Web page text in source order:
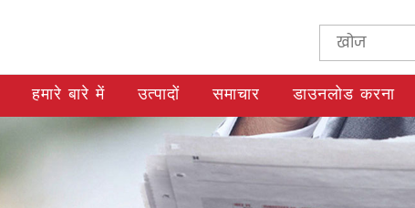
हमारे बारे में उत्पादों समाचार डाउनलोड करना